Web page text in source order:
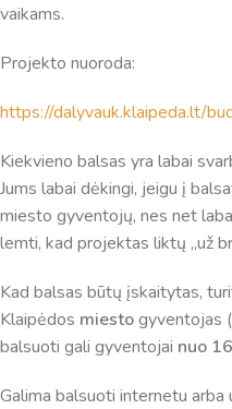
vaikams.
Projekto nuoroda:
https://dalyvauk.klaipeda.lt/
Kiekvieno balsas yra labai
Jums labai dėkingi, jeigu į
miesto gyventojų, nes net
lemti, kad projektas liktų „už
Kad balsas būtų įskaitytas,
Klaipėdos miestogyventojas
balsuoti gali gyventojai nuo
Galima balsuoti internetu
Virtualus asistentas
Sveiki! Taip, aš esu
suteikia man galimybę ne
dar tobulai atsimenu visą
informaciją. Jei visgi man
atsakingo specialisto.
Taigi... kuo galėčiau Jums